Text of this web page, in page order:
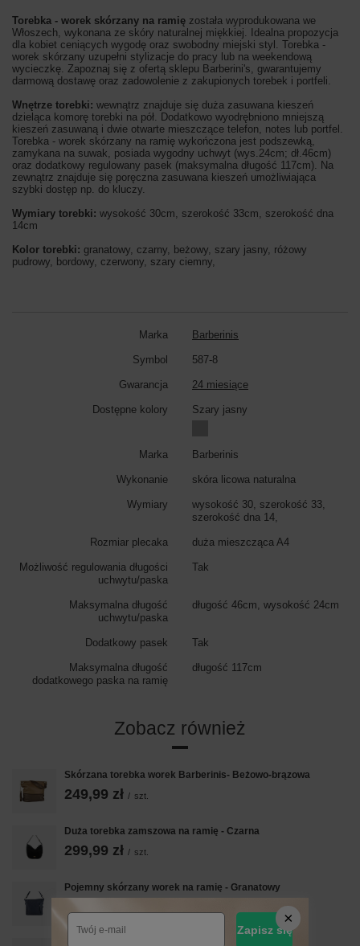
Torebka - worek skórzany na ramię została wyprodukowana we
Włoszech, wykonana ze skóry naturalnej miękkiej. Idealna propozycja
dla kobiet ceniących wygodę oraz swobodny miejski styl. Torebka -
worek skórzany uzupełni stylizacje do pracy lub na weekendową
wycieczkę. Zapoznaj się z ofertą sklepu Barberini's, gwarantujemy
darmową dostawę oraz zadowolenie z zakupionych torebek i portfeli.
Wnętrze torebki: wewnątrz znajduje się duża zasuwana kieszeń
dzieląca komorę torebki na pół. Dodatkowo wyodrębniono mniejszą
kieszeń zasuwaną i dwie otwarte mieszczące telefon, notes lub portfel.
Torebka - worek skórzany na ramię wykończona jest podszewką,
zamykana na suwak, posiada wygodny uchwyt (wys.24cm; dł.46cm)
oraz dodatkowy regulowany pasek (maksymalna długość 117cm). Na
zewnątrz znajduje się poręczna zasuwana kieszeń umożliwiająca
szybki dostęp np. do kluczy.
Wymiary torebki: wysokość 30cm, szerokość 33cm, szerokość dna
14cm
Kolor torebki: granatowy, czarny, beżowy, szary jasny, różowy
pudrowy, bordowy, czerwony, szary ciemny,
Marka Barberinis
Symbol 587-8
Gwarancja 24 miesiące
Dostępne kolory Szary jasny
Marka Barberinis
Wykonanie skóra licowa naturalna
Wymiary
wysokość 30, szerokość 33,
szerokość dna 14,
Rozmiar plecaka duża mieszcząca A4
Możliwość regulowania długości
uchwytu/paska
Tak
Maksymalna długość
uchwytu/paska
długość 46cm, wysokość 24cm
Dodatkowy pasek Tak
Maksymalna długość
dodatkowego paska na ramię
długość 117cm
Zobacz również
Skórzana torebka worek Barberinis- Beżowo-brązowa
249,99 zł / szt.
Duża torebka zamszowa na ramię - Czarna
299,99 zł / szt.
Pojemny skórzany worek na ramię - Granatowy
Zapisz się